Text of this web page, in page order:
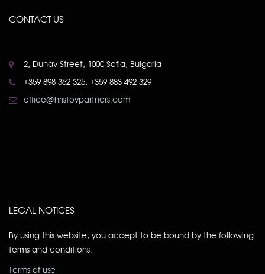
CONTACT US
2, Dunav Street, 1000 Sofia, Bulgaria
+359 898 362 325, +359 883 492 329
office@hristovpartners.com
LEGAL NOTICES
By using this website, you accept to be bound by the following
terms and conditions.
Terms of use